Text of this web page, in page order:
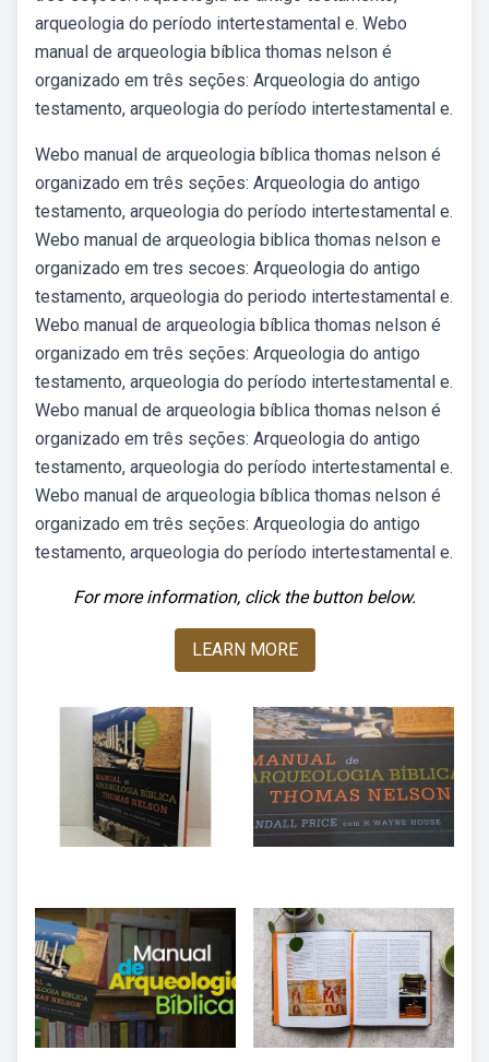
arqueologia do período intertestamental e. Webo
manual de arqueologia bíblica thomas nelson é
organizado em três seções: Arqueologia do antigo
testamento, arqueologia do período intertestamental e.
Webo manual de arqueologia bíblica thomas nelson é
organizado em três seções: Arqueologia do antigo
testamento, arqueologia do período intertestamental e.
Webo manual de arqueologia biblica thomas nelson e
organizado em tres secoes: Arqueologia do antigo
testamento, arqueologia do periodo intertestamental e.
Webo manual de arqueologia bíblica thomas nelson é
organizado em três seções: Arqueologia do antigo
testamento, arqueologia do período intertestamental e.
Webo manual de arqueologia bíblica thomas nelson é
organizado em três seções: Arqueologia do antigo
testamento, arqueologia do período intertestamental e.
Webo manual de arqueologia bíblica thomas nelson é
organizado em três seções: Arqueologia do antigo
testamento, arqueologia do período intertestamental e.
For more information, click the button below.
LEARN MORE